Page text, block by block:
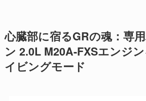
心臓部に宿るGRの魂：専
ン 2.0L M20A-FXSエンジ
イビングモード